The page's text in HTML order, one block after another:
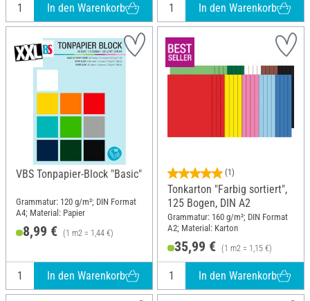
In den Warenkorb In den Warenkorb
VBS Tonpapier-Block "Basic"
Grammatur: 120 g/m²; DIN Format
A4; Material: Papier
8,99 € (1 m2 = 1,44 €)
In den Warenkorb
(1)
Tonkarton "Farbig sortiert",
125 Bogen, DIN A2
Grammatur: 160 g/m²; DIN Format
A2; Material: Karton
35,99 € (1 m2 = 1,15 €)
In den Warenkorb